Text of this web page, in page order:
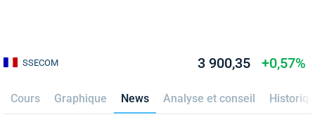
SSECOM 3 900,35 +0,57%
Cours Graphique News Analyse et conseil